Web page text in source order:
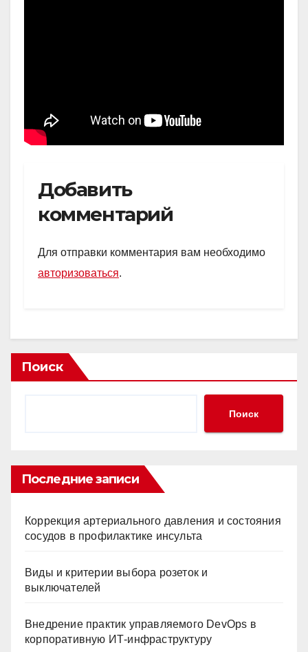
Добавить
комментарий
Для отправки комментария вам необходимо
авторизоваться.
Поиск
Поиск
Последние записи
Коррекция артериального давления и состояния
сосудов в профилактике инсульта
Виды и критерии выбора розеток и
выключателей
Внедрение практик управляемого DevOps в
корпоративную ИТ-инфраструктуру